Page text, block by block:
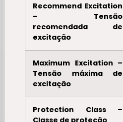
Recommend Excitation
– Tensão
recomendada de
excitação
Maximum Excitation –
Tensão máxima de
excitação
Protection Class –
Classe de proteção